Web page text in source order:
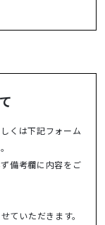
くは下記フォーム
備考欄に内容をご
ていただきます。